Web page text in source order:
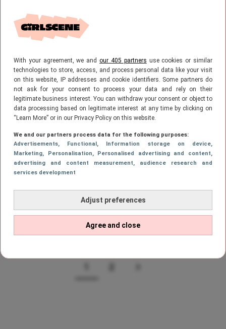
With your agreement, we andour 405 partners use cookies or similar
technologies to store, access, and process personal data like your visit
on this website, IP addresses and cookie identifiers. Some partners do
not ask for your consent to process your data and rely on their
legitimate business interest. You can withdraw your consent or object to
data processing based on legitimate interest at any time by clicking on
“Learn More” or in our Privacy Policy on this website.
We and our partners process data for the following purposes:
Advertisements, Functional , Information storage on device,
Marketing, Personalisation, Personalised advertising and content,
advertising and content measurement, audience research and
services development
Adjust preferences
Agree and close
CELEBS
Nog even blijven dromen: deze BN’ers
hebben allemaal een huis op Ibiza
We’re going to Ibiza: 6 hotspots op
Ibiza waar je zeker naartoe wilt
LIFESTYLE
Goedkoop naar Ibiza? Met deze tips
kun jij met een low budget naar dit
eiland
PagePAGE